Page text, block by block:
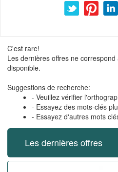
C'est rare!
Les dernières offres ne correspond
disponible.
Suggestions de recherche:
- Veuillez vérifier
- Essayez des mots-clés
- Essayez d'autres mots
Les dernières offres